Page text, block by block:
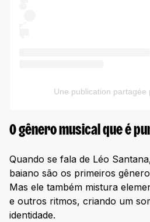
Une publication partagée
O gênero musical que é
Quando se fala de Léo
baiano são os primeiros
Mas ele também mistura
e outros ritmos, criando um
identidade.